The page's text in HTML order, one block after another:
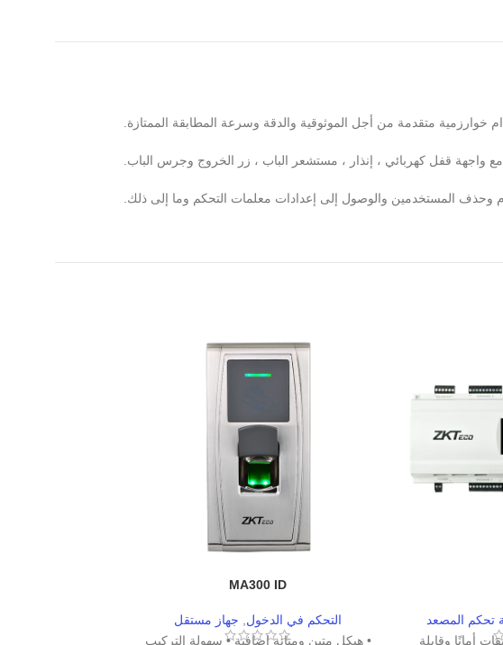
خوارزمية متقدمة من أجل الموثوقية والدقة وسرعة المطابقة الممتازة.
قفل كهربائي ، إنذار ، مستشعر الباب ، زر الخروج وجرس الباب.
وحذف المستخدمين والوصول إلى إعدادات معلمات التحكم وما إلى ذلك.
تحكم المصعد
أمانًا وقابلة
MA300 ID
التحكم في الدخول
جهاز مستقل
• هيكل متين ومتانة إضافية • سهولة التركيب